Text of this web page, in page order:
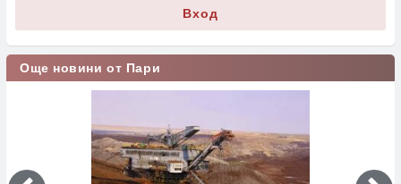
Вход
Още новини от Пари